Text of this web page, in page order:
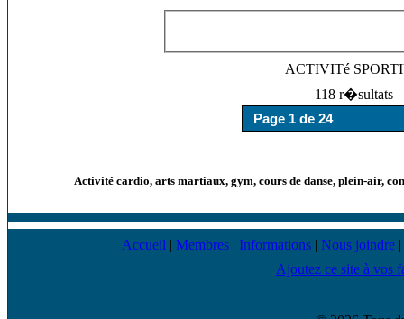
ACTIVITé
118 r�sultats
Activité cardio, arts martiaux, gym, cours de danse, plein-air,
Accueil | Membres | Informations | Nous joindre |
Ajoutez ce site à vos